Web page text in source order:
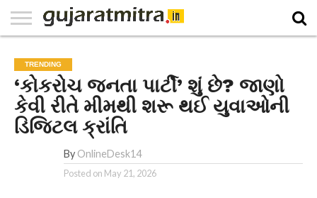
PAPER
NATIONAL
WORLD
BUSINESS
SPORTS
GUJARAT
OPINION
MORE
TRENDING
‘કોકરોચ જનતા પાર્ટી’ શું છે? જાણો
કેવી રીતે મીમથી શરૂ થઈ યુવાઓની
ડિજિટલ ક્રાંતિ
By OnlineDesk14
Posted on May 21, 2026